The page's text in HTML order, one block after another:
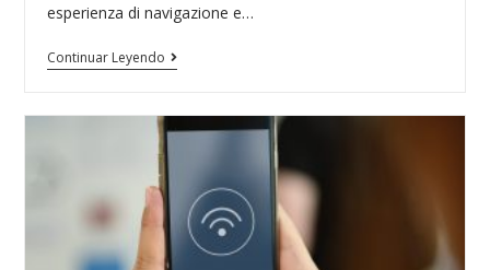
esperienza di navigazione e…
Continuar Leyendo
Correggio19:
Via
20149
Milano